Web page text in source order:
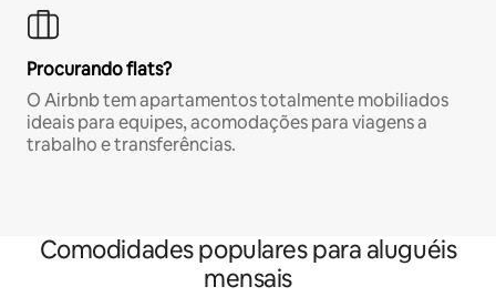
Procurando flats?
O Airbnb tem apartamentos totalmente mobiliados
ideais para equipes, acomodações para viagens a
trabalho e transferências.
Comodidades populares para aluguéis
mensais